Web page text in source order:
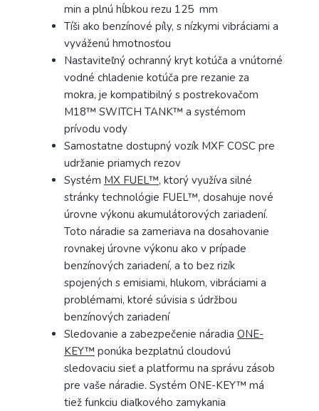
min a plnú hĺbkou rezu 125 mm
Tíši ako benzínové píly, s nízkymi vibráciami a
vyváženú hmotnosťou
Nastaviteľný ochranný kryt kotúča a vnútorné
vodné chladenie kotúča pre rezanie za
mokra, je kompatibilný s postrekovačom
M18™ SWITCH TANK™ a systémom
prívodu vody
Samostatne dostupný vozík MXF COSC pre
udržanie priamych rezov
Systém MX FUEL™, ktorý využíva silné
stránky technológie FUEL™, dosahuje nové
úrovne výkonu akumulátorových zariadení.
Toto náradie sa zameriava na dosahovanie
rovnakej úrovne výkonu ako v prípade
benzínových zariadení, a to bez rizík
spojených s emisiami, hlukom, vibráciami a
problémami, ktoré súvisia s údržbou
benzínových zariadení
Sledovanie a zabezpečenie náradia ONE-
KEY™ ponúka bezplatnú cloudovú
sledovaciu sieť a platformu na správu zásob
pre vaše náradie. Systém ONE-KEY™ má
tiež funkciu diaľkového zamykania